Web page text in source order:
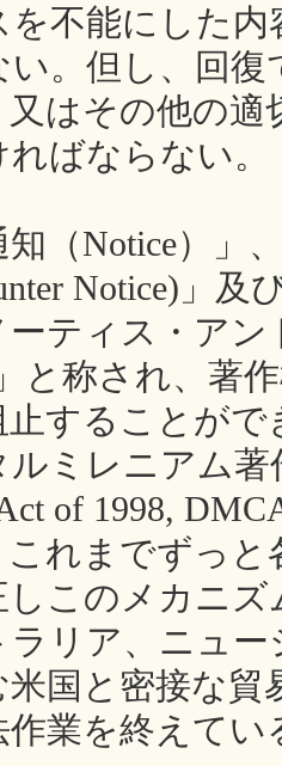
を不能にした
い。但し、回
又はその他の
ばならない。
（Notice）」
Notice)」及
ーティス・アン
と称され、著
することがで
ルミレニアム
of 1998,
これまでずっ
しこのメカニ
ラリア、ニュ
米国と密接な
作業を終えてい